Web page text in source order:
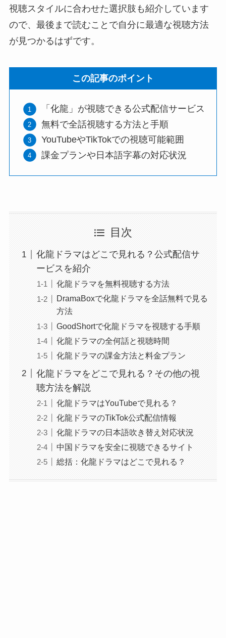
視聴スタイルに合わせた選択肢も紹介しています
ので、最後まで読むことで自分に最適な視聴方法
が見つかるはずです。
この記事のポイント
「化龍」が視聴できる公式配信サービス
無料で全話視聴する方法と手順
YouTubeやTikTokでの視聴可能範囲
課金プランや日本語字幕の対応状況
目次
化龍ドラマはどこで見れる？公式配信サ
ービスを紹介
化龍ドラマを無料視聴する方法
DramaBoxで化龍ドラマを全話無料で見る
方法
GoodShortで化龍ドラマを視聴する手順
化龍ドラマの全何話と視聴時間
化龍ドラマの課金方法と料金プラン
化龍ドラマをどこで見れる？その他の視
聴方法を解説
化龍ドラマはYouTubeで見れる？
化龍ドラマのTikTok公式配信情報
化龍ドラマの日本語吹き替え対応状況
中国ドラマを安全に視聴できるサイト
総括：化龍ドラマはどこで見れる？